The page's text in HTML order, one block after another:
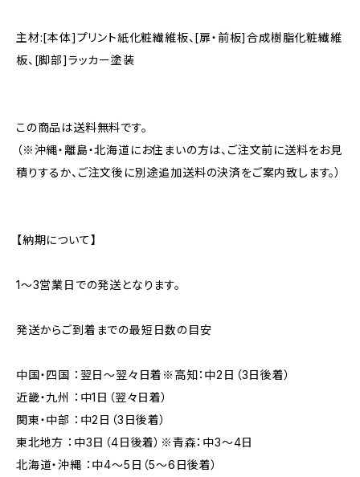
主材:[本体]プリント紙化粧繊維板、[扉・前板]合成樹脂化粧繊維
板、[脚部]ラッカー塗装
この商品は送料無料です。
（※沖縄・離島・北海道にお住まいの方は、ご注文前に送料をお見
積りするか、ご注文後に別途追加送料の決済をご案内致します。）
【納期について】
1〜3営業日での発送となります。
発送からご到着までの最短日数の目安
中国・四国 ：翌日～翌々日着※高知：中2日（3日後着）
近畿・九州 ：中1日（翌々日着）
関東・中部 ：中2日（3日後着）
東北地方 ：中3日（4日後着）※青森：中3～4日
北海道・沖縄 ：中4～5日（5～6日後着）